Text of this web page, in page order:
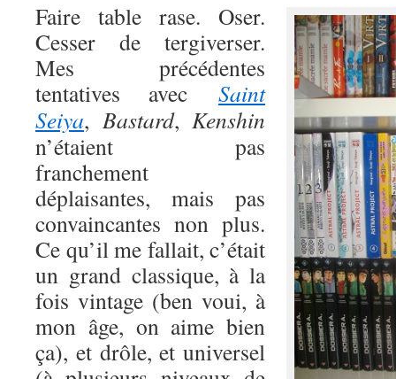
Faire table rase. Oser.
Cesser de tergiverser.
Mes précédentes
tentatives avec Saint
Seiya, Bastard, Kenshin
n’étaient pas
franchement
déplaisantes, mais pas
convaincantes non plus.
Ce qu’il me fallait, c’était
un grand classique, à la
fois vintage (ben voui, à
mon âge, on aime bien
ça), et drôle, et universel